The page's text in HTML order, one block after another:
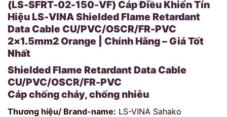
(LS-SFRT-02-150-VF) Cáp Điều Khiển Tín
Hiệu LS-VINA Shielded Flame Retardant
Data Cable CU/PVC/OSCR/FR-PVC
2×1.5mm2 Orange | Chính Hãng – Giá Tốt
Nhất
Shielded Flame Retardant Data Cable
CU/PVC/OSCR/FR-PVC
Cáp chống cháy, chống nhiễu
Thương hiệu/ Brand-name: LS-VINA Sahako